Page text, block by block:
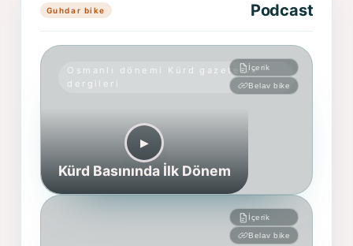
Guhdar bike Podcast
Osmanlı dönemi Kürd gazete ve
dergileri
İçerik
Belav bike
▶︎
Kürd Basınında İlk Dönem
İçerik
Belav bike